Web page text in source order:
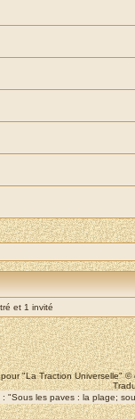
et 1 invité
"La Traction Universelle"
: "Sous les paves : la plage;